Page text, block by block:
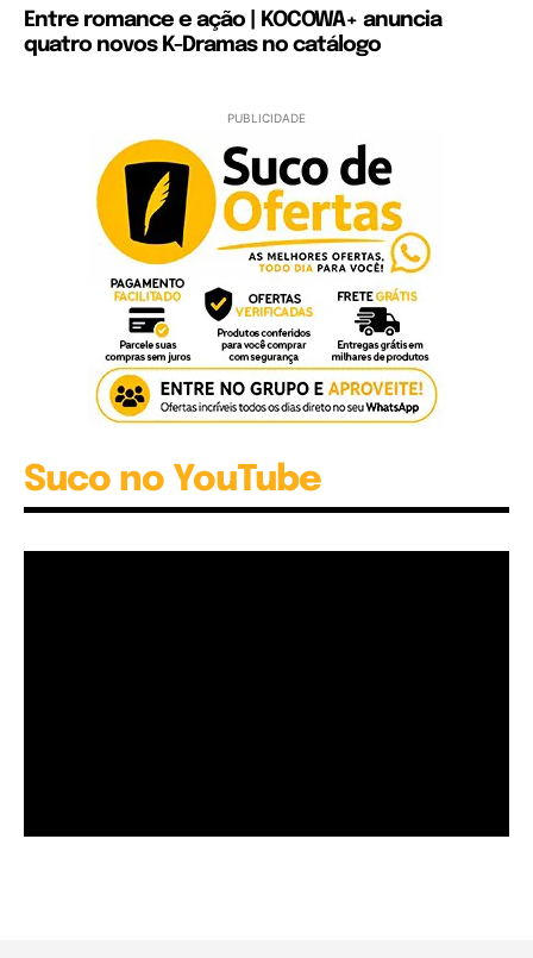
Entre romance e ação | KOCOWA+ anuncia
quatro novos K-Dramas no catálogo
PUBLICIDADE
Suco no YouTube